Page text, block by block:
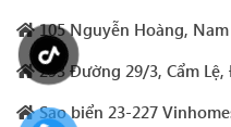
105 Nguyễn Hoàng,
293 Đường 29/3, Cẩm Lệ,
Sao biển 23-227